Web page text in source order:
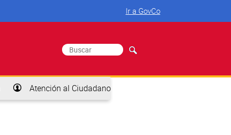
Ir a GovCo
Formulario de búsqueda
Buscar
Atención al Ciudadano